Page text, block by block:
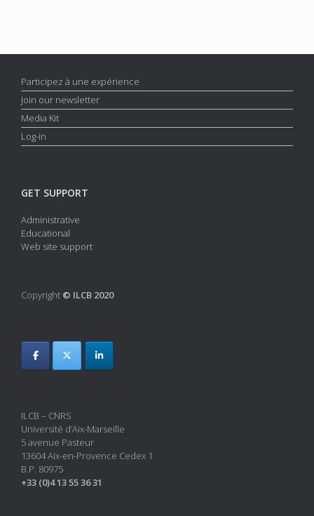
Participez à une expérience
Join our newsletter
Media Kit
Log-in
GET SUPPORT
Administrative
Educational
Web site support
Copyright © ILCB 2020
ILCB – CNRS
Université d’Aix-Marseille
5 avenue Pasteur
13604 Aix-en-Provence Cedex 1
B.P. 80975
+33 (0)4 13 55 36 31